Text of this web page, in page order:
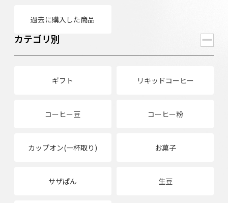
過去に購入した商品
カテゴリ別
ギフト リキッドコーヒー
コーヒー豆 コーヒー粉
カップオン(一杯取り) お菓子
サザぱん 生豆